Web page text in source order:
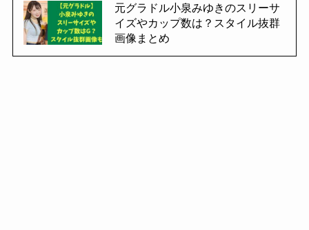
元グラドル小泉みゆきのスリーサ
イズやカップ数は？スタイル抜群
画像まとめ